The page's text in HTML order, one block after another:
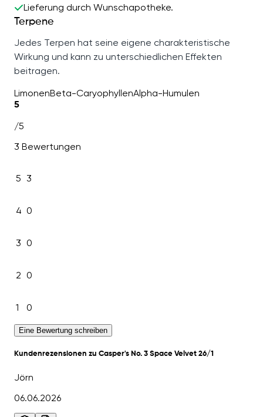
Lieferung durch Wunschapotheke.
Terpene
Jedes Terpen hat seine eigene charakteristische
Wirkung und kann zu unterschiedlichen Effekten
beitragen.
LimonenBeta-CaryophyllenAlpha-Humulen
5
/5
3 Bewertungen
5 3
4 0
3 0
2 0
1 0
Eine Bewertung schreiben
Kundenrezensionen zu Casper's No. 3 Space Velvet 26/1
Jörn
06.06.2026